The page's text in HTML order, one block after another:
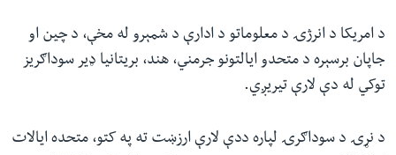
د امریکا د انرژۍ د معلوماتو د ادارې د شمېرو له مخې، د چین او
جاپان برسېره د متحدو ایالتونو جرمني، هند، بریتانیا ډیر سوداګریز
توکي له دې لارې تیریږي.
د نړۍ د سوداګرۍ لپاره ددې لارې ارزښت ته په کتو، متحده ایالات